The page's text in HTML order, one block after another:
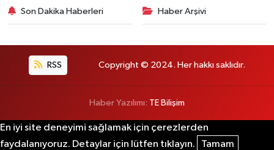
Son Dakika Haberleri Haber Arşivi
RSS Copyright © 2024. Her hakkı saklıdır.
Haber Yazılımı: TE Bilişim
En iyi site deneyimi sağlamak için çerezlerden
faydalanıyoruz. Detaylar için lütfen tıklayın.
Tamam